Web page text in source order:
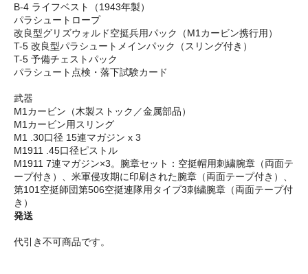
B-4 ライフベスト（1943年製）
パラシュートロープ
改良型グリズウォルド空挺兵用パック（M1カービン携行用）
T-5 改良型パラシュートメインパック（スリング付き）
T-5 予備チェストパック
パラシュート点検・落下試験カード
武器
M1カービン（木製ストック／金属部品）
M1カービン用スリング
M1 .30口径 15連マガジン x 3
M1911 .45口径ピストル
M1911 7連マガジン×3。腕章セット：空挺帽用刺繍腕章（両面テ
ープ付き）、米軍侵攻期に印刷された腕章（両面テープ付き）、
第101空挺師団第506空挺連隊用タイプ3刺繍腕章（両面テープ付
き）
発送
代引き不可商品です。